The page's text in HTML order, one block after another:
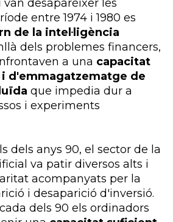
van desaparèixer les
entre 1974 i 1980 es
de la intel·ligència
dels problemes financers,
a una capacitat
d'emmagatzematge de
que impedia dur a
i experiments
dels anys 90, el sector de la
va patir diversos alts i
acompanyats per la
i desaparició d'inversió.
dels 90 els ordinadors